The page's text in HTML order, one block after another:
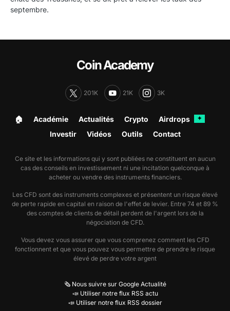
septembre.
Coin Academy
201K 21K 3K
🏠︎ Académie Actualités Crypto Airdrops ✦
Investir Vidéos Outils Contact
Ce site et les informations qui y sont publiées ne constituent en aucun
cas des conseils en investissement ni une incitation quelconque à
acheter ou vendre des instruments financiers.
Les CFD sont des instruments complexes et présentent un risque élevé
de perte rapide en capital en raison de l'effet de levier. Entre 74 et 89 %
des comptes de clients de détail perdent de l'argent lors de la
négociation de CFD.
Vous devez vous assurer que vous comprenez comment les CFD
fonctionnent et que vous pouvez vous permettre de prendre le risque
élevé de perdre votre argent
🗞️ Nous suivre sur Google Actualité
📣 Utiliser notre flux RSS actu
📣 Utiliser notre flux RSS dossier